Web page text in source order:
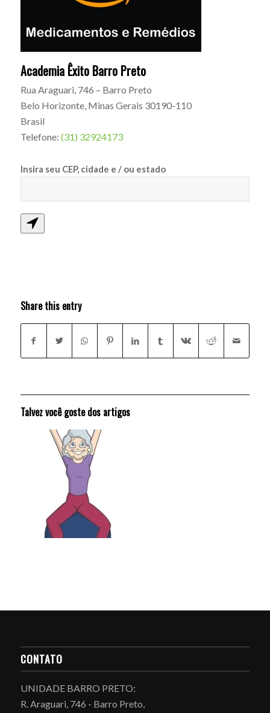
Academia Êxito Barro Preto
Rua Araguari, 746 – Barro Preto
Belo Horizonte, Minas Gerais 30190-110
Brasil
Telefone: (31) 32924173
Insira seu CEP, cidade e / ou estado
Share this entry
Talvez você goste dos artigos
CONTATO
UNIDADE BARRO PRETO:
R. Araguari, 746 - Barro Preto,